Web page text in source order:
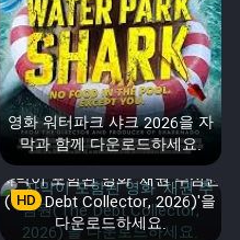
영화 워터파크 샤크 2026을 자
막과 함께 다운로드하세요.
자막이 포함된 영화 '채권 추심원
(The Debt Collector, 2026)'을
다운로드하세요.
HD